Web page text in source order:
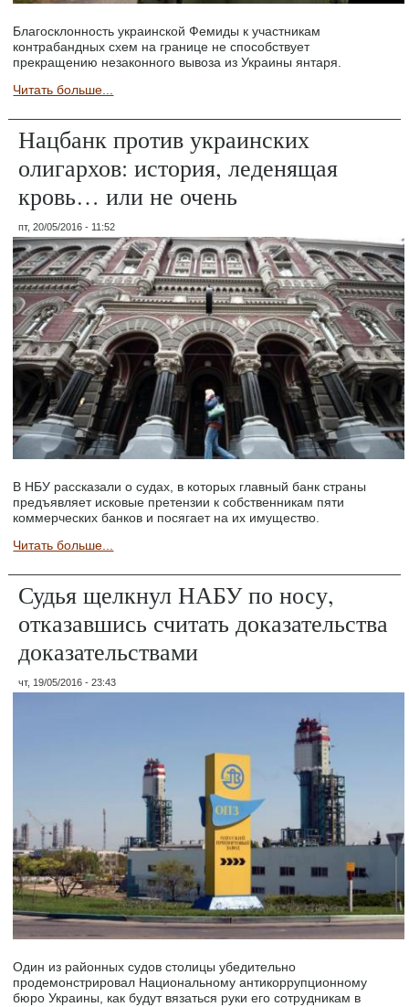
Благосклонность украинской Фемиды к участникам
контрабандных схем на границе не способствует
прекращению незаконного вывоза из Украины янтаря.
Читать больше...
Нацбанк против украинских
олигархов: история, леденящая
кровь… или не очень
пт, 20/05/2016 - 11:52
В НБУ рассказали о судах, в которых главный банк страны
предъявляет исковые претензии к собственникам пяти
коммерческих банков и посягает на их имущество.
Читать больше...
Судья щелкнул НАБУ по носу,
отказавшись считать доказательства
доказательствами
чт, 19/05/2016 - 23:43
Один из районных судов столицы убедительно
продемонстрировал Национальному антикоррупционному
бюро Украины, как будут вязаться руки его сотрудникам в